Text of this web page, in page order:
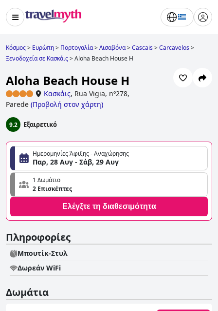
Κόσμος> Ευρώπη> Πορτογαλία>Λισαβόνα>Cascais>Carcavelos>
Ξενοδοχεία σε Κασκάις>Aloha Beach House H
Aloha Beach House H
Κασκάις, Rua Vigia, nº278,
Parede (Προβολή στον χάρτη)
9.2 Εξαιρετικό
Ημερομηνίες Άφιξης - Αναχώρησης
Παρ, 28 Αυγ - Σάβ, 29 Αυγ
1 Δωμάτιο
2 Επισκέπτες
Ελέγξτε τη διαθεσιμότητα
Πληροφορίες
Μπουτίκ-Στυλ
Δωρεάν WiFi
Δωμάτια